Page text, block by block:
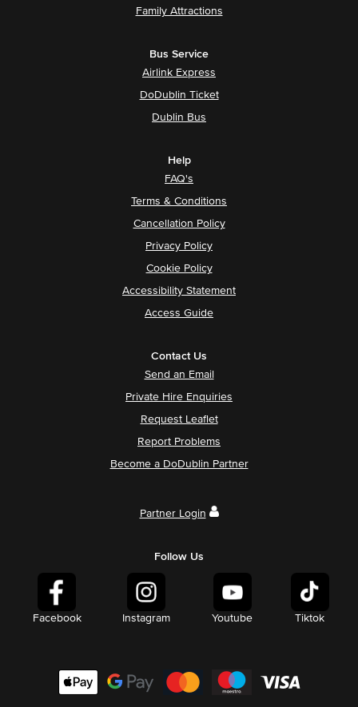
Family Attractions
Bus Service
Airlink Express
DoDublin Ticket
Dublin Bus
Help
FAQ's
Terms & Conditions
Cancellation Policy
Privacy Policy
Cookie Policy
Accessibility Statement
Access Guide
Contact Us
Send an Email
Private Hire Enquiries
Request Leaflet
Report Problems
Become a DoDublin Partner
Partner Login
Follow Us
Facebook Instagram Youtube Tiktok